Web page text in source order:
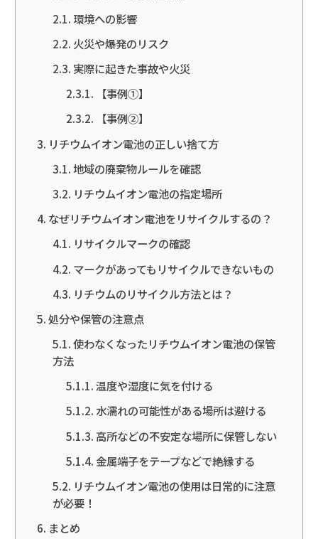
環境への影響
火災や爆発のリスク
実際に起きた事故や火災
【事例①】
【事例②】
リチウムイオン電池の正しい捨て方
地域の廃棄物ルールを確認
リチウムイオン電池の指定場所
なぜリチウムイオン電池をリサイクルするの？
リサイクルマークの確認
マークがあってもリサイクルできないもの
リチウムのリサイクル方法とは？
処分や保管の注意点
使わなくなったリチウムイオン電池の保管
方法
温度や湿度に気を付ける
水濡れの可能性がある場所は避ける
高所などの不安定な場所に保管しない
金属端子をテープなどで絶縁する
リチウムイオン電池の使用は日常的に注意
が必要！
まとめ